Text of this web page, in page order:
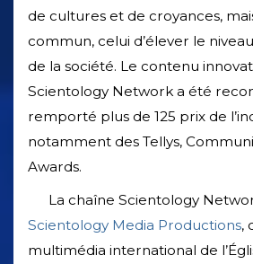
de cultures et de croyances,
commun, celui d’élever le
de la société. Le contenu
Scientology Network a été
remporté plus de 125 prix de
notamment des Tellys,
Awards.
La chaîne Scientology
Scientology Media Productions,
multimédia international de